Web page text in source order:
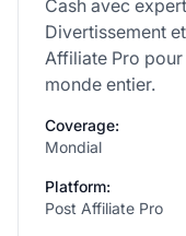
Cash avec
Divertissement
Affiliate Pro
monde entier.
Coverage:
Mondial
Platform:
Post Affiliate Pro